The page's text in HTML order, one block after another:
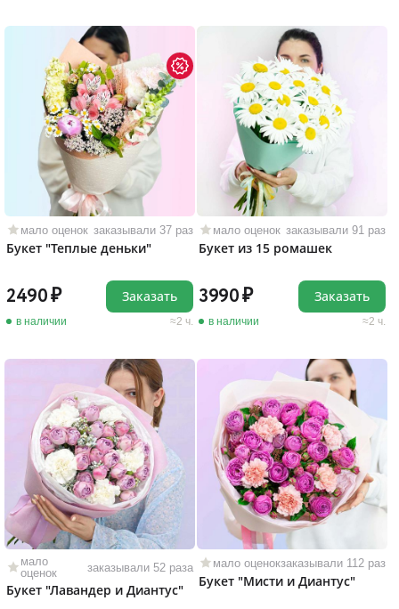
мало оценок заказывали 37 раз
Букет "Теплые деньки"
2490
в наличии 2 ч.
Заказать
мало оценок заказывали 91 раз
Букет из 15 ромашек
3990
в наличии 2 ч.
Заказать
мало
оценок
заказывали 52 раза
Букет "Лавандер и Диантус"
мало оценокзаказывали 112 раз
Букет "Мисти и Диантус"